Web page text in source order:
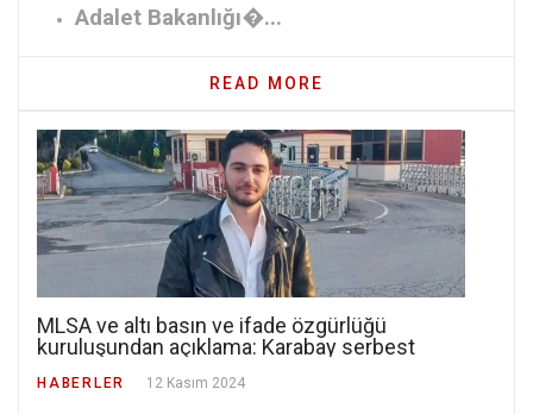
Adalet Bakanlığı�...
READ MORE
MLSA ve altı basın ve ifade özgürlüğü
kuruluşundan açıklama: Karabay serbest
HABERLER 12 Kasım 2024